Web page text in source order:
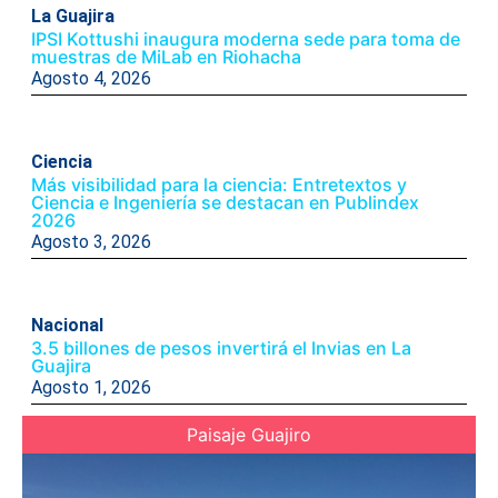
La Guajira
IPSI Kottushi inaugura moderna sede para toma de
muestras de MiLab en Riohacha
Agosto 4, 2026
Ciencia
Más visibilidad para la ciencia: Entretextos y
Ciencia e Ingeniería se destacan en Publindex
2026
Agosto 3, 2026
Nacional
3.5 billones de pesos invertirá el Invias en La
Guajira
Agosto 1, 2026
Paisaje Guajiro